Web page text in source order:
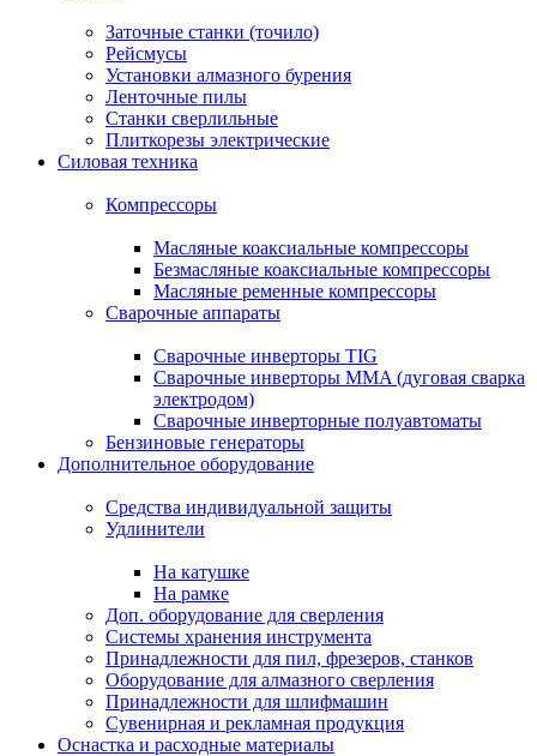
Заточные станки (точило)
Рейсмусы
Установки алмазного бурения
Ленточные пилы
Станки сверлильные
Плиткорезы электрические
Силовая техника
Компрессоры
Масляные коаксиальные компрессоры
Безмасляные коаксиальные компрессоры
Масляные ременные компрессоры
Сварочные аппараты
Сварочные инверторы TIG
Сварочные инверторы MMA (дуговая сварка
электродом)
Сварочные инверторные полуавтоматы
Бензиновые генераторы
Дополнительное оборудование
Средства индивидуальной защиты
Удлинители
На катушке
На рамке
Доп. оборудование для сверления
Системы хранения инструмента
Принадлежности для пил, фрезеров, станков
Оборудование для алмазного сверления
Принадлежности для шлифмашин
Сувенирная и рекламная продукция
Оснастка и расходные материалы